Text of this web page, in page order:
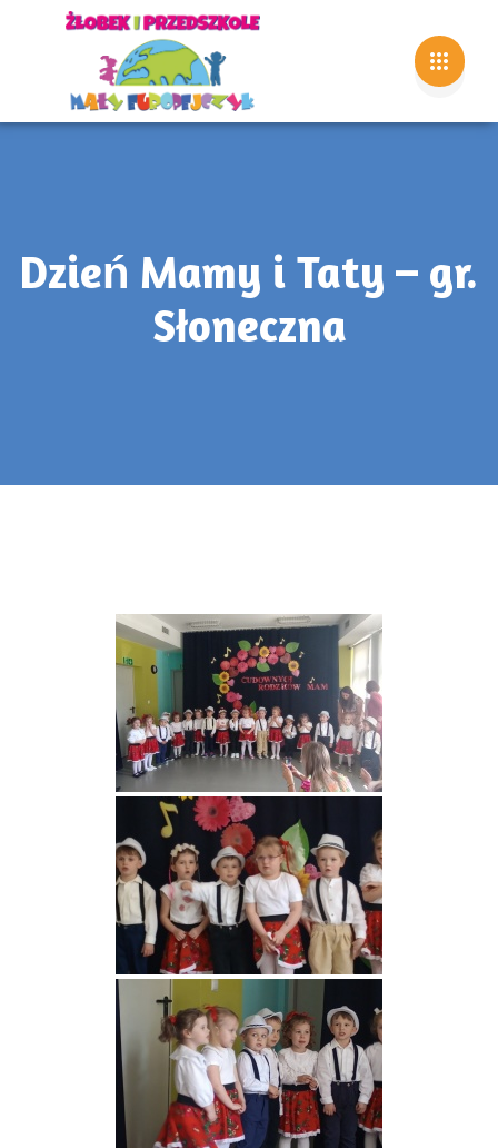
Dzień Mamy i Taty – gr.
Słoneczna